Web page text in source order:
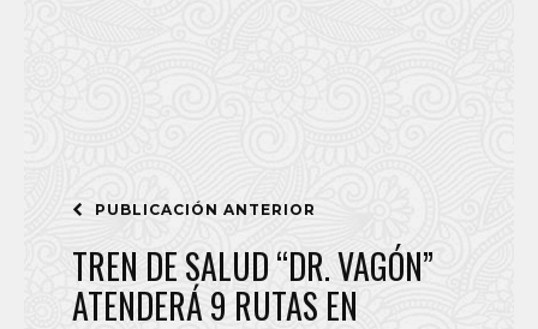
PUBLICACIÓN ANTERIOR
TREN DE SALUD “DR. VAGÓN”
ATENDERÁ 9 RUTAS EN